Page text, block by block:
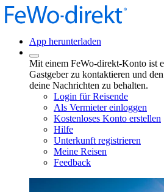
App herunterladen
Mit einem FeWo-direkt-Konto ist
Gastgeber zu kontaktieren und
deine Nachrichten zu behalten.
Login für Reisende
Als Vermieter einloggen
Kostenloses Konto erstellen
Hilfe
Unterkunft registrieren
Meine Reisen
Feedback